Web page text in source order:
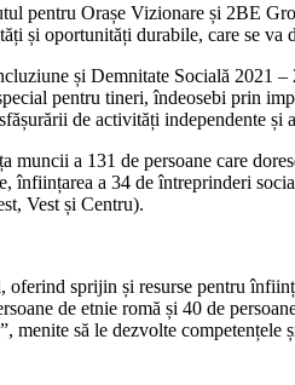
pentru Orașe Vizionare și 2BE
și oportunități durabile, care se
și Demnitate Socială 2021
pentru tineri, îndeosebi prin
de activități independente
a 131 de persoane care
înființarea a 34 de întreprinderi
Vest și Centru).
sprijin și resurse pentru
de etnie romă și 40 de
să le dezvolte competențele